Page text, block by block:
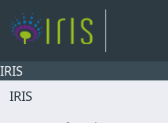
IRIS
IRIS